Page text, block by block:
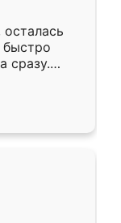
сразу.
к
Собрали
даже